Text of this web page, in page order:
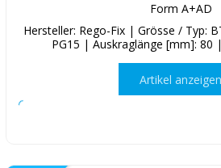
Form A+AD
Hersteller: Rego-Fix | Grösse / Typ:
PG15 | Auskraglänge [mm]: 80
Artikel anzeigen